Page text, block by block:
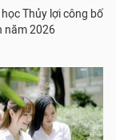
Thủy lợi công bố
năm 2026